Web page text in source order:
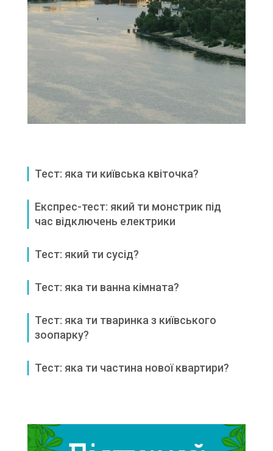
Тест: яка ти київська квіточка?
Експрес-тест: який ти монстрик під
час відключень електрики
Тест: який ти сусід?
Тест: яка ти ванна кімната?
Тест: яка ти тваринка з київського
зоопарку?
Тест: яка ти частина нової квартири?